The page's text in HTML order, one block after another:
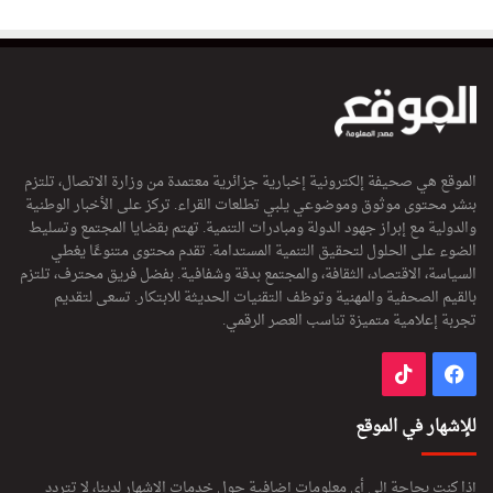
الموقع هي صحيفة إلكترونية إخبارية جزائرية معتمدة من وزارة الاتصال، تلتزم
بنشر محتوى موثوق وموضوعي يلبي تطلعات القراء. تركز على الأخبار الوطنية
والدولية مع إبراز جهود الدولة ومبادرات التنمية. تهتم بقضايا المجتمع وتسليط
الضوء على الحلول لتحقيق التنمية المستدامة. تقدم محتوى متنوعًا يغطي
السياسة، الاقتصاد، الثقافة، والمجتمع بدقة وشفافية. بفضل فريق محترف، تلتزم
بالقيم الصحفية والمهنية وتوظف التقنيات الحديثة للابتكار. تسعى لتقديم
تجربة إعلامية متميزة تناسب العصر الرقمي.
فيسبوك
للإشهار في الموقع